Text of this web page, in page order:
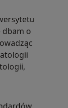
dbam o